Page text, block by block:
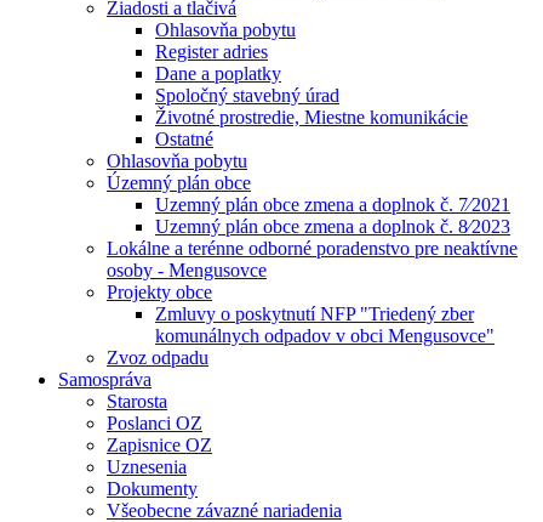
Žiadosti a tlačivá
Ohlasovňa pobytu
Register adries
Dane a poplatky
Spoločný stavebný úrad
Životné prostredie, Miestne komunikácie
Ostatné
Ohlasovňa pobytu
Územný plán obce
Uzemný plán obce zmena a doplnok č. 7⁄2021
Uzemný plán obce zmena a doplnok č. 8⁄2023
Lokálne a terénne odborné poradenstvo pre neaktívne
osoby - Mengusovce
Projekty obce
Zmluvy o poskytnutí NFP "Triedený zber
komunálnych odpadov v obci Mengusovce"
Zvoz odpadu
Samospráva
Starosta
Poslanci OZ
Zapisnice OZ
Uznesenia
Dokumenty
Všeobecne závazné nariadenia